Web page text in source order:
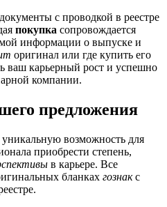
документы с проводкой в реестре
покупка сопровождается
информации о выпуске и
оригинал или где купить его
ваш карьерный рост и успешно
компании.
предложения
уникальную возможность для
приобрести степень,
в карьере. Все
бланках гознакс